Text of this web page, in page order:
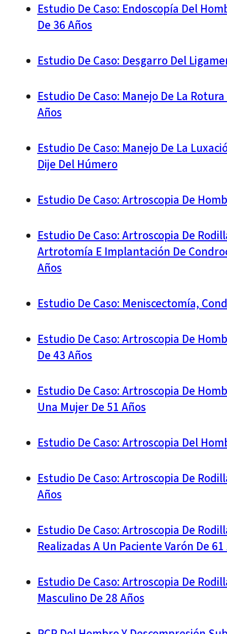
Estudio De Caso: Endoscopía Del
De 36 Años
Estudio De Caso: Desgarro Del
Estudio De Caso: Manejo De La
Años
Estudio De Caso: Manejo De La
Dije Del Húmero
Estudio De Caso: Artroscopia De
Estudio De Caso: Artroscopia De
Artrotomía E Implantación De
Años
Estudio De Caso: Meniscectomía,
Estudio De Caso: Artroscopia De
De 43 Años
Estudio De Caso: Artroscopia De
Una Mujer De 51 Años
Estudio De Caso: Artroscopia Del
Estudio De Caso: Artroscopia De
Años
Estudio De Caso: Artroscopia De
Realizadas A Un Paciente Varón De 61
Estudio De Caso: Artroscopia De
Masculino De 28 Años